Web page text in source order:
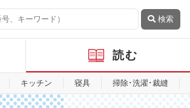
検索
読む
キッチン 寝具 掃除･洗濯･裁縫